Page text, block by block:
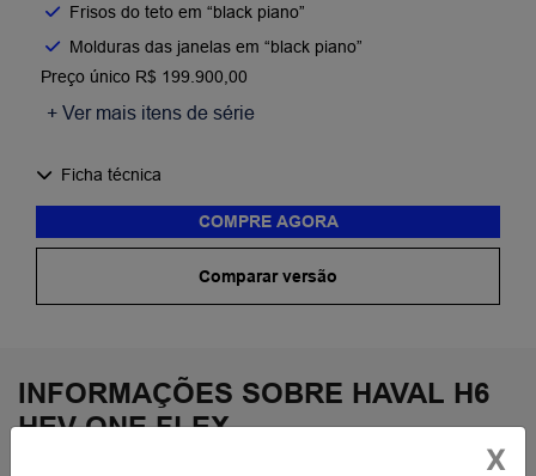
Frisos do teto em “black piano”
Molduras das janelas em “black piano”
Preço único R$ 199.900,00
+ Ver mais itens de série
Ficha técnica
COMPRE AGORA
Comparar versão
INFORMAÇÕES SOBRE HAVAL H6
HEV ONE FLEX
X